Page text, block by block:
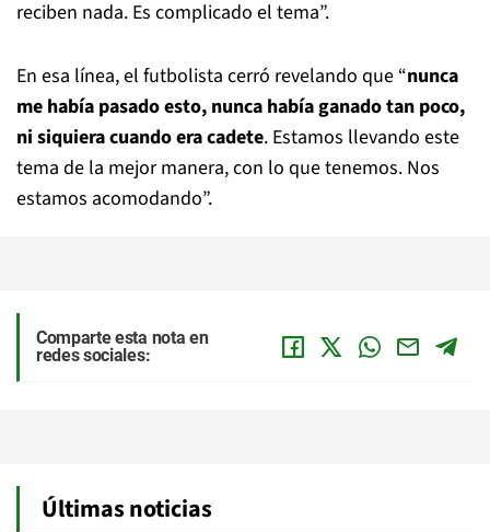
reciben nada. Es complicado el tema”.
En esa línea, el futbolista cerró revelando que “nunca
me había pasado esto, nunca había ganado tan poco,
ni siquiera cuando era cadete. Estamos llevando este
tema de la mejor manera, con lo que tenemos. Nos
estamos acomodando”.
Comparte esta nota en
redes sociales:
Últimas noticias